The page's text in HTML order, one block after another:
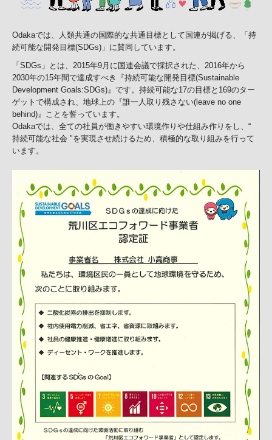
Odakaでは、人類共通の国際的な共通目標として国連が掲げる、「持
続可能な開発目標(SDGs)」に賛同しています。
「SDGs」とは、2015年9月に国連会議で採択された、2016年から
2030年の15年間で達成すべき『持続可能な開発目標(Sustainable
Development Goals:SDGs)』です。持続可能な17の目標と169のター
ゲットで構成され、地球上の『誰一人取り残さない(leave no one
behind)』ことを誓っています。
Odakaでは、全ての社員が働きやすい環境作りや仕組み作りをし、“
持続可能な社会 "を実現させ続けるため、積極的な取り組みを行って
います。